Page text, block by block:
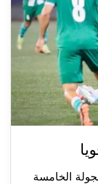
الرياضي 2-1، في الجولة الخامسة